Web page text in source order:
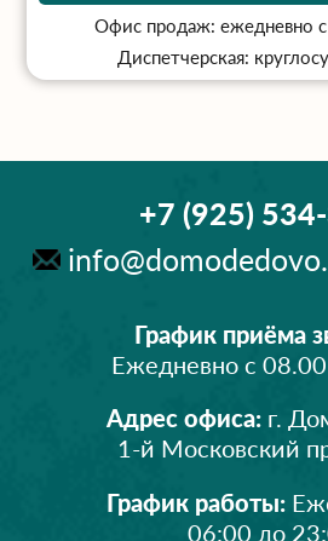
Офис продаж: ежедневно
Диспетчерская:
График приёма
Ежедневно с
Адрес офиса:г.
1-й Московский
График работы:
06:00 до
+7 (925)